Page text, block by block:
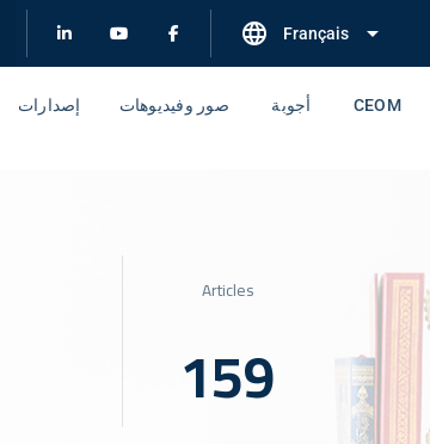
language Français arrow_drop_down
إصدارات صور وفيديوهات أجوبة CEOM
Articles
159